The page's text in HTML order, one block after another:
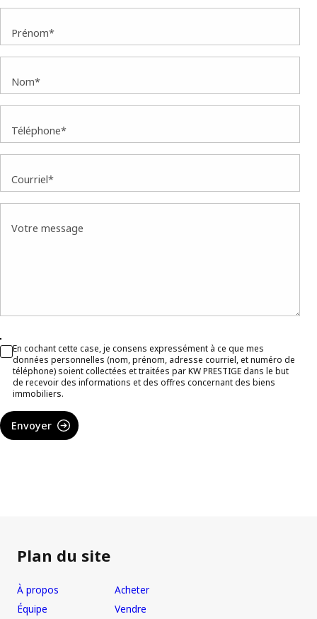
Prénom*
Nom*
Téléphone*
Courriel*
Votre message
En cochant cette case, je consens expressément à ce que mes
données personnelles (nom, prénom, adresse courriel, et numéro de
téléphone) soient collectées et traitées par KW PRESTIGE dans le but
de recevoir des informations et des offres concernant des biens
immobiliers.
Envoyer
Plan du site
À propos
Équipe
Acheter
Vendre